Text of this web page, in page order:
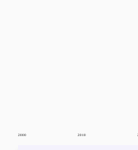
2000 2010